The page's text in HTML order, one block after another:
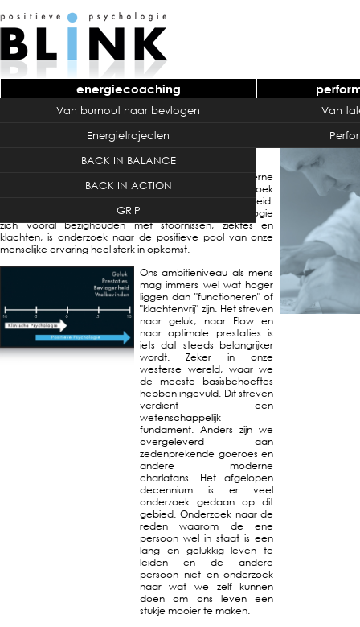
energiecoaching
Van burnout naar bevlogen
Energietrajecten
BACK IN BALANCE
BACK IN ACTION
GRIP
Van
home over BLINK
positieve psychologie› positieve psychologie
Positieve psychologie
De positieve psychologie is een stroming in de moderne
psychologie die zich met name bezighoudt met onderzoek
naar geluk, prestaties, welbevinden en bevlogenheid.
Waar de traditionele en met name klinische psychologie
zich vooral bezighouden met stoornissen, ziektes en
klachten, is onderzoek naar de positieve pool van onze
menselijke ervaring heel sterk in opkomst.
Ons ambitieniveau als mens
mag immers wel wat hoger
liggen dan "functioneren" of
"klachtenvrij" zijn. Het streven
naar geluk, naar Flow en
naar optimale prestaties is
iets dat steeds belangrijker
wordt. Zeker in onze
westerse wereld, waar we
de meeste basisbehoeftes
hebben ingevuld. Dit streven
verdient een
wetenschappelijk
fundament. Anders zijn we
overgeleverd aan
zedenprekende goeroes en
andere moderne
charlatans. Het afgelopen
decennium is er veel
onderzoek gedaan op dit
gebied. Onderzoek naar de
reden waarom de ene
persoon wel in staat is een
lang en gelukkig leven te
leiden en de andere
persoon niet en onderzoek
naar wat we zelf kunnen
doen om ons leven een
stukje mooier te maken.